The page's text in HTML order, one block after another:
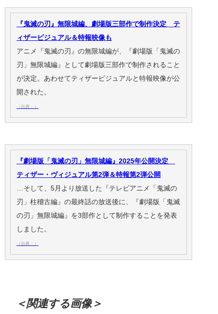
『鬼滅の刃』無限城編、劇場版三部作で制作決定 テ
ィザービジュアル＆特報映像も
アニメ『鬼滅の刃』の無限城編が、『劇場版「鬼滅の
刃」無限城編』として劇場版三部作で制作されること
が決定。あわせてティザービジュアルと特報映像が公
開された。
（出典：）
『劇場版「鬼滅の刃」無限城編』2025年公開決定
ティザー・ヴィジュアル第2弾＆特報第2弾公開
…そして、5月より放送した『テレビアニメ「鬼滅の
刃」柱稽古編』の最終話の放送後に、『劇場版「鬼滅
の刃」無限城編』を3部作として制作することを発表
しました。
（出典：）
＜関連する画像＞